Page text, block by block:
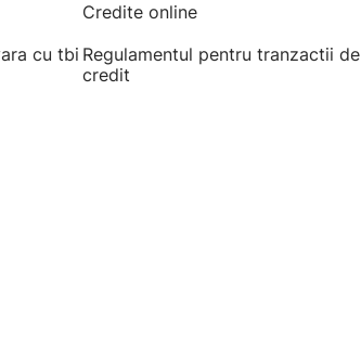
cu tbi
Credite online
Regulamentul pentru tranzactii de
credit